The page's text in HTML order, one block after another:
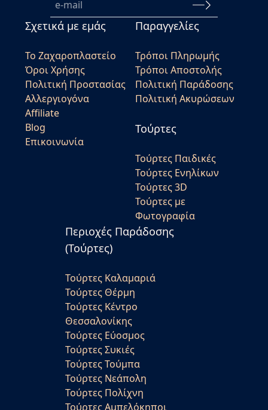
Σχετικά με εμάς
Το Ζαχαροπλαστείο
Όροι Χρήσης
Πολιτική Προστασίας
Αλλεργιογόνα
Affiliate
Blog
Επικοινωνία
Παραγγελίες
Τρόποι Πληρωμής
Τρόποι Αποστολής
Πολιτική Παράδοσης
Πολιτική Ακυρώσεων
Τούρτες
Τούρτες Παιδικές
Τούρτες Ενηλίκων
Τούρτες 3D
Τούρτες με
Φωτογραφία
Περιοχές Παράδοσης
(Τούρτες)
Τούρτες Καλαμαριά
Τούρτες Θέρμη
Τούρτες Κέντρο
Θεσσαλονίκης
Τούρτες Εύοσμος
Τούρτες Συκιές
Τούρτες Τούμπα
Τούρτες Νεάπολη
Τούρτες Πολίχνη
Τούρτες Αμπελόκηποι